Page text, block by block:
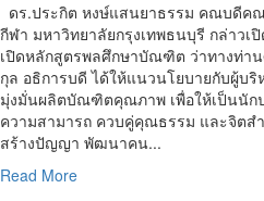
ดร.ประกิต หงษ์แสนยาธรรม คณบดีค
กีฬา มหาวิทยาลัยกรุงเทพธนบุรี กล่าวเ
เปิดหลักสูตรพลศึกษาบัณฑิต ว่าทางท่า
กุล อธิการบดี ได้ให้แนวนโยบายกับผู้บริ
มุ่งมั่นผลิตบัณฑิตคุณภาพ เพื่อให้เป็นนัก
ความสามารถ ควบคู่คุณธรรม และจิต
สร้างปัญญา พัฒนาคน...
Read MoreRead